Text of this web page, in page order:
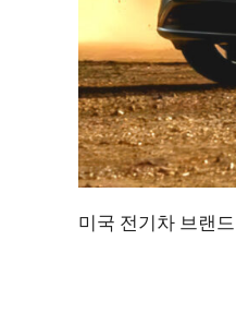
미국 전기차 브랜